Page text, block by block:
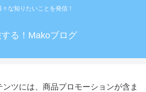
々な知りたいことを発信！
る！Makoブログ
ンツには、商品プロモーションが含ま